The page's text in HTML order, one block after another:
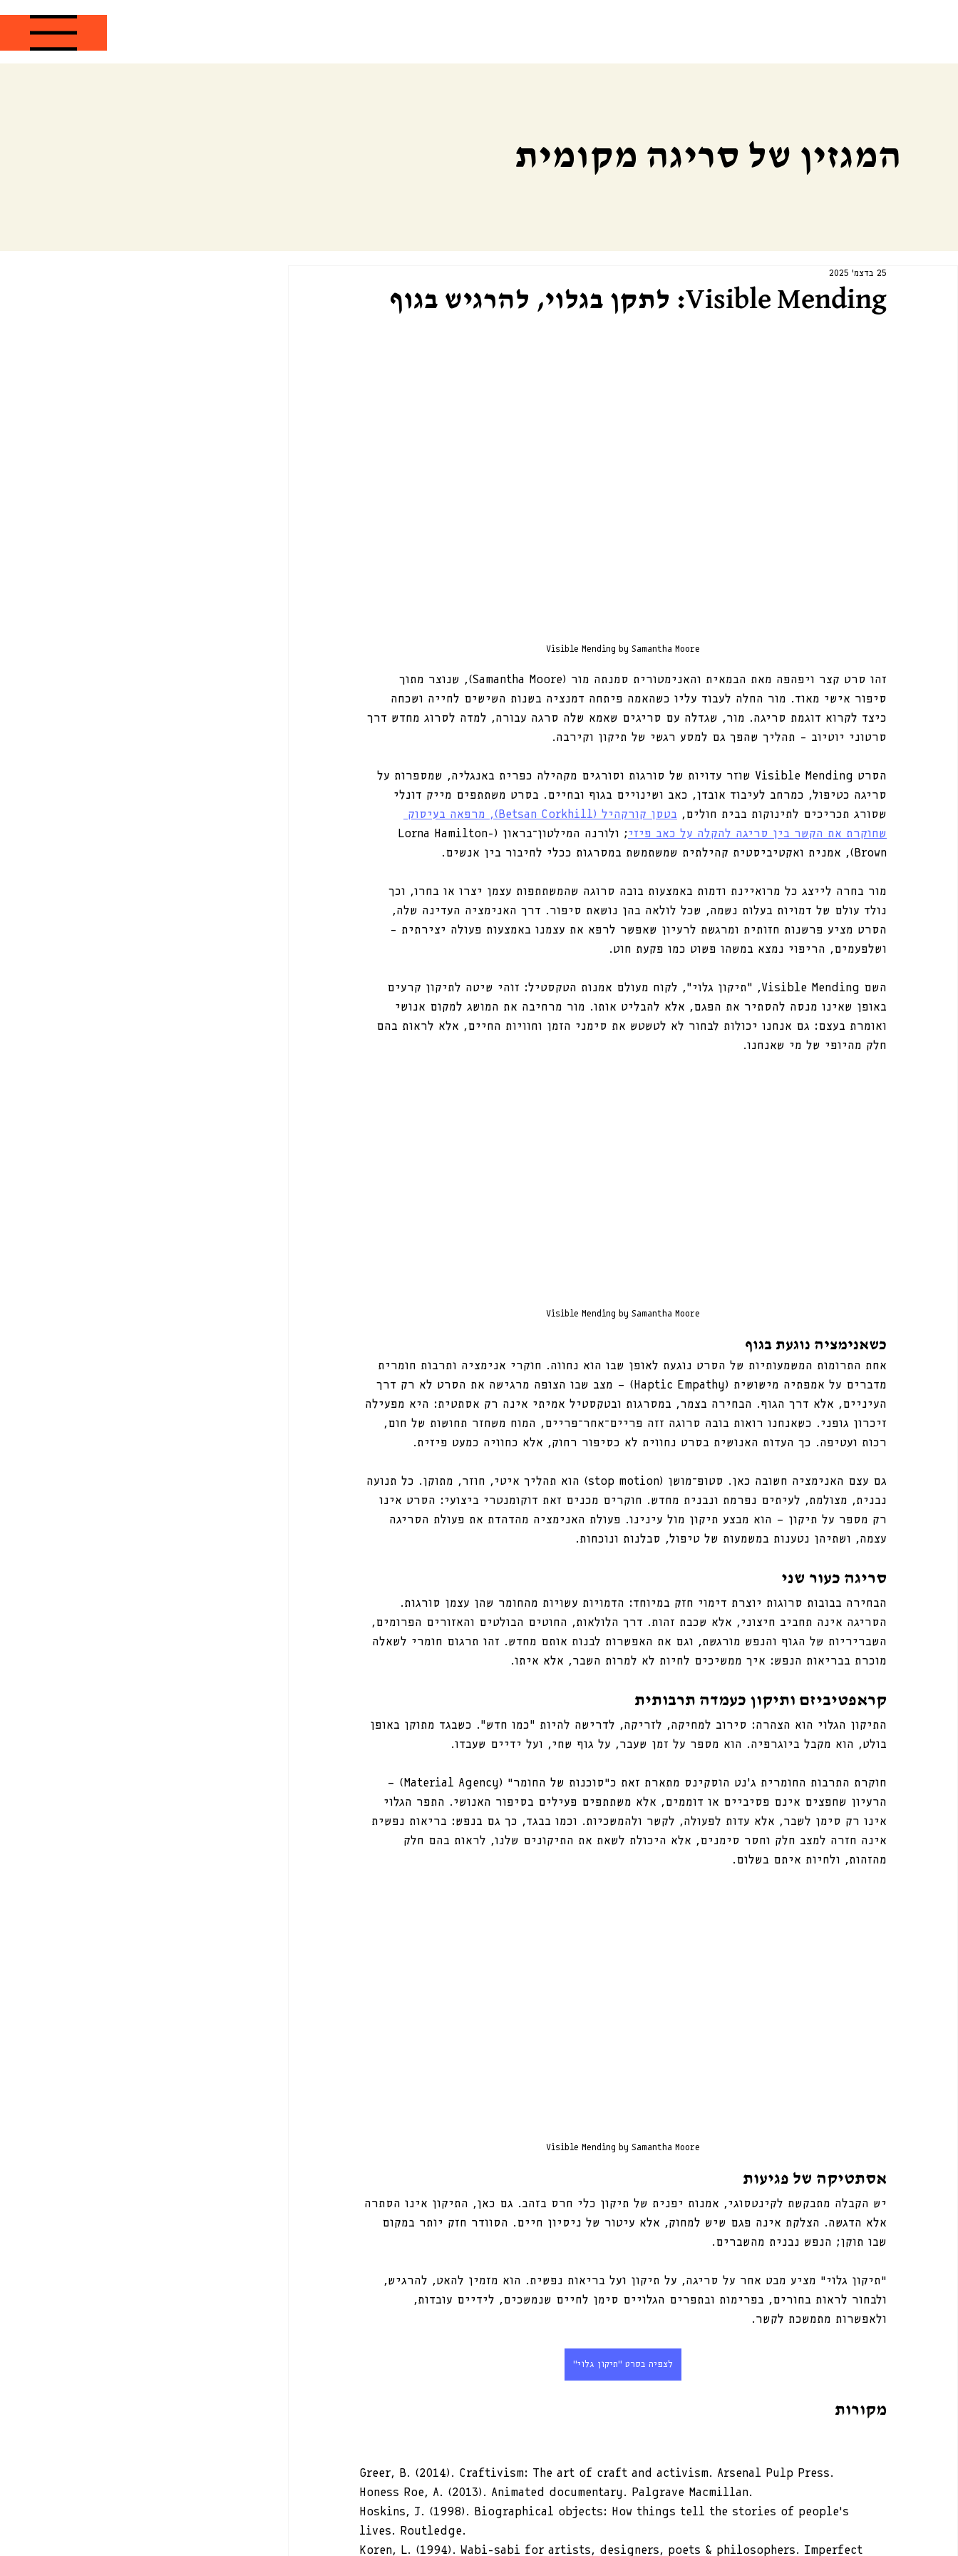
המגזין של סריגה מקומית
Visible Mending: לתקן בגלוי, להרגיש בגוף
25 בדצמ׳ 2025
Visible Mending by Samantha Moore
זהו סרט קצר ויפהפה מאת הבמאית והאנימטורית סמנתה מור (Samantha Moore), שנוצר מתוך
סיפור אישי מאוד. מור החלה לעבוד עליו כשהאמה פיתחה דמנציה בשנות השישים לחייה ושכחה
כיצד לקרוא דוגמת סריגה. מור, שגדלה עם סריגים שאמא שלה סרגה עבורה, למדה לסרוג מחדש דרך
סרטוני יוטיוב – תהליך שהפך גם למסע רגשי של תיקון וקירבה.
הסרט Visible Mending שוזר עדויות של סורגות וסורגים מקהילה כפרית באנגליה, שמספרות על
סריגה כטיפול, כמרחב לעיבוד אובדן, כאב ושינויים בגוף ובחיים. בסרט משתתפים מייק דונלי
שסורג תכריכים לתינוקות בבית חולים,
בטסן קורקהיל (Betsan Corkhill), מרפאה בעיסוק
שחוקרת את הקשר בין סריגה להקלה על כאב פיזי
; ולורנה המילטון־בראון (Lorna Hamilton-
Brown), אמנית ואקטיביסטית קהילתית שמשתמשת במסרגות ככלי לחיבור בין אנשים.
מור בחרה לייצג כל מרואיינת ודמות באמצעות בובה סרוגה שהמשתתפות עצמן יצרו או בחרו, וכך
נולד עולם של דמויות בעלות נשמה, שכל לולאה בהן נושאת סיפור. דרך האנימציה העדינה שלה,
הסרט מציע פרשנות חזותית ומרגשת לרעיון שאפשר לרפא את עצמנו באמצעות פעולה יצירתית –
ושלפעמים, הריפוי נמצא במשהו פשוט כמו פקעת חוט.
השם Visible Mending, “תיקון גלוי”, לקוח מעולם אמנות הטקסטיל: זוהי שיטה לתיקון קרעים
באופן שאינו מנסה להסתיר את הפגם, אלא להבליט אותו. מור מרחיבה את המושג למקום אנושי
ואומרת בעצם: גם אנחנו יכולות לבחור לא לטשטש את סימני הזמן וחוויות החיים, אלא לראות בהם
חלק מהיופי של מי שאנחנו.
Visible Mending by Samantha Moore
כשאנימציה נוגעת בגוף
אחת התרומות המשמעותיות של הסרט נוגעת לאופן שבו הוא נחווה. חוקרי אנימציה ותרבות חומרית
מדברים על אמפתיה מישושית (Haptic Empathy) — מצב שבו הצופה מרגישה את הסרט לא רק דרך
העיניים, אלא דרך הגוף. הבחירה בצמר, במסרגות ובטקסטיל אמיתי אינה רק אסתטית: היא מפעילה
זיכרון גופני. כשאנחנו רואות בובה סרוגה זזה פריים־אחר־פריים, המוח משחזר תחושות של חום,
רכות ועטיפה. כך העדות האנושית בסרט נחווית לא כסיפור רחוק, אלא כחוויה כמעט פיזית.
גם עצם האנימציה חשובה כאן. סטופ־מושן (stop motion) הוא תהליך איטי, חוזר, מתוקן. כל תנועה
נבנית, מצולמת, לעיתים נפרמת ונבנית מחדש. חוקרים מכנים זאת דוקומנטרי ביצועי: הסרט אינו
רק מספר על תיקון — הוא מבצע תיקון מול עינינו. פעולת האנימציה מהדהדת את פעולת הסריגה
עצמה, ושתיהן נטענות במשמעות של טיפול, סבלנות ונוכחות.
סריגה כעור שני
הבחירה בבובות סרוגות יוצרת דימוי חזק במיוחד: הדמויות עשויות מהחומר שהן עצמן סורגות.
הסריגה אינה תחביב חיצוני, אלא שכבת זהות. דרך הלולאות, החוטים הבולטים והאזורים הפרומים,
השבריריות של הגוף והנפש מורגשת, וגם את האפשרות לבנות אותם מחדש. זהו תרגום חומרי לשאלה
מוכרת בבריאות הנפש: איך ממשיכים לחיות לא למרות השבר, אלא איתו.
קראפטיביזם ותיקון כעמדה תרבותית
התיקון הגלוי הוא הצהרה: סירוב למחיקה, לזריקה, לדרישה להיות “כמו חדש”. כשבגד מתוקן באופן
בולט, הוא מקבל ביוגרפיה. הוא מספר על זמן שעבר, על גוף שחי, ועל ידיים שעבדו.
חוקרת התרבות החומרית ג’נט הוסקינס מתארת זאת כ״סוכנות של החומר״ (Material Agency) —
הרעיון שחפצים אינם פסיביים או דוממים, אלא משתתפים פעילים בסיפור האנושי. התפר הגלוי
אינו רק סימן לשבר, אלא עדות לפעולה, לקשר ולהמשכיות. וכמו בבגד, כך גם בנפש: בריאות נפשית
אינה חזרה למצב חלק וחסר סימנים, אלא היכולת לשאת את התיקונים שלנו, לראות בהם חלק
מהזהות, ולחיות איתם בשלום.
Visible Mending by Samantha Moore
אסתטיקה של פגיעות
יש הקבלה מתבקשת לקינטסוגי, אמנות יפנית של תיקון כלי חרס בזהב. גם כאן, התיקון אינו הסתרה
אלא הדגשה. הצלקת אינה פגם שיש למחוק, אלא עיטור של ניסיון חיים. הסוודר חזק יותר במקום
שבו תוקן; הנפש נבנית מהשברים.
״תיקון גלוי״ מציע מבט אחר על סריגה, על תיקון ועל בריאות נפשית. הוא מזמין להאט, להרגיש,
ולבחור לראות בחורים, בפרימות ובתפרים הגלויים סימן לחיים שנמשכים, לידיים עובדות,
ולאפשרות מתמשכת לקשר.
לצפיה בסרט ״תיקון גלוי״
מקורות
Greer, B. (2014). Craftivism: The art of craft and activism. Arsenal Pulp Press.
Honess Roe, A. (2013). Animated documentary. Palgrave Macmillan.
Hoskins, J. (1998). Biographical objects: How things tell the stories of people’s
lives. Routledge.
Koren, L. (1994). Wabi-sabi for artists, designers, poets & philosophers. Imperfect